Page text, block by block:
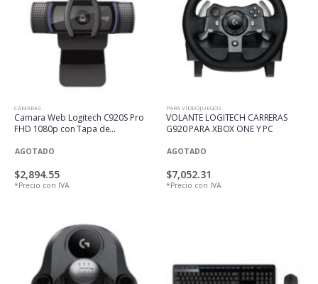
CÁMARAS
Camara Web Logitech C920S Pro
FHD 1080p con Tapa de
AGOTADO
$2,894.55
*Precio con IVA
PARA VIDEOJUEGOS
VOLANTE LOGITECH CARRERAS
G920 PARA XBOX ONE Y PC
AGOTADO
$7,052.31
*Precio con IVA